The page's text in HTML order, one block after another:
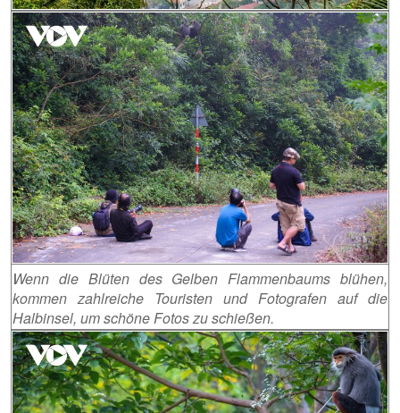
Wenn die Blüten des Gelben Flammenbaums blühen,
kommen zahlreiche Touristen und Fotografen auf die
Halbinsel, um schöne Fotos zu schießen.